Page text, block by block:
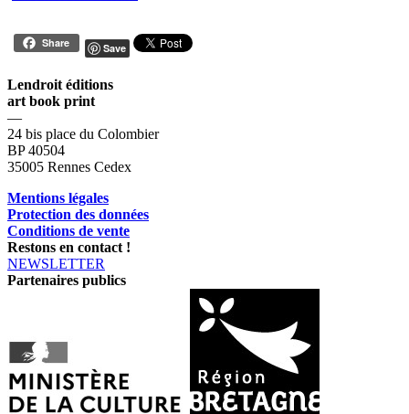
Share Save
Lendroit éditions
art book print
—
24 bis place du Colombier
BP 40504
35005 Rennes Cedex
Mentions légales
Protection des données
Conditions de vente
Restons en contact !
NEWSLETTER
Partenaires publics